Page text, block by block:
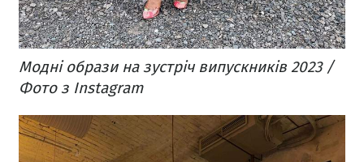
Модні образи на зустріч випускників 2023 /
Фото з Instagram